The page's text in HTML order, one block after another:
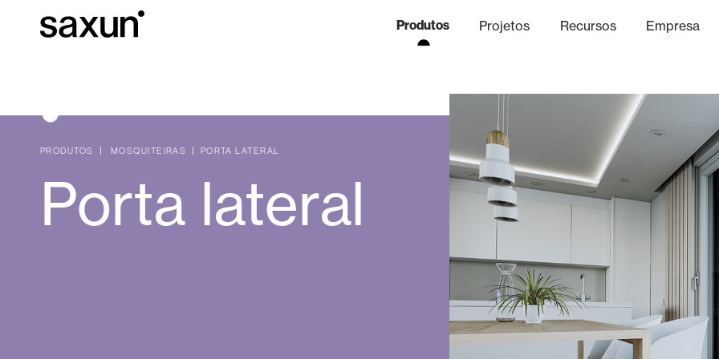
Produtos
Persianas Enroláveis e Caixas Pérgulas Lâminas Quebra-Sol e
Projetos Recursos
Baixar Informação técnica Acabamentos
Empresa
Sobre nós
PRODUTOS MOSQUITEIRAS PORTA LATERAL
Porta lateral